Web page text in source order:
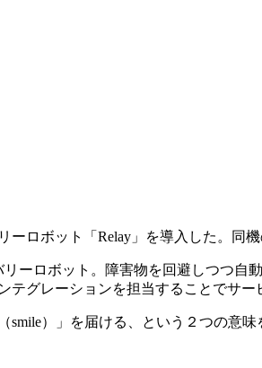
ロボット「Relay」を導入した。同
ーロボット。障害物を回避しつつ
グレーションを担当することでサー
）」を届ける、という２つの意味